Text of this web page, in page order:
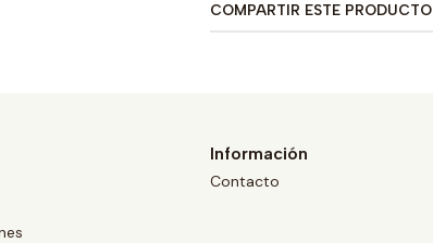
COMPARTIR ESTE PRODUCTO
Información
Contacto